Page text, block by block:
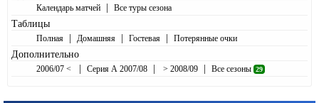
Календарь матчей | Все туры сезона
Таблицы
Полная | Домашняя | Гостевая | Потерянные очки
Дополнительно
2006/07 < | Серия А 2007/08 | > 2008/09 | Все сезоны 29